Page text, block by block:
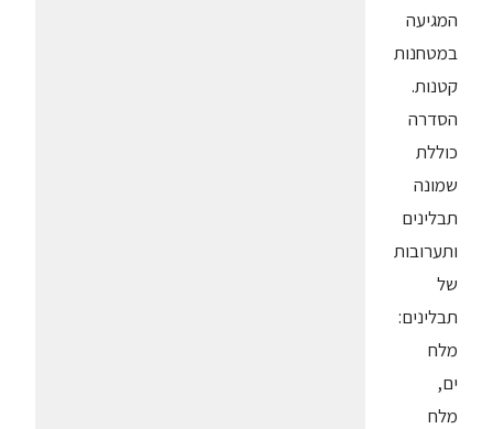
המגיעה
במטחנות
קטנות.
הסדרה
כוללת
שמונה
תבלינים
ותערובות
של
תבלינים:
מלח
ים,
מלח